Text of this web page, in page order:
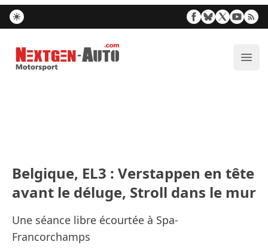
Nextgen-Auto.com
Belgique, EL3 : Verstappen en tête
avant le déluge, Stroll dans le mur
Une séance libre écourtée à Spa-
Francorchamps